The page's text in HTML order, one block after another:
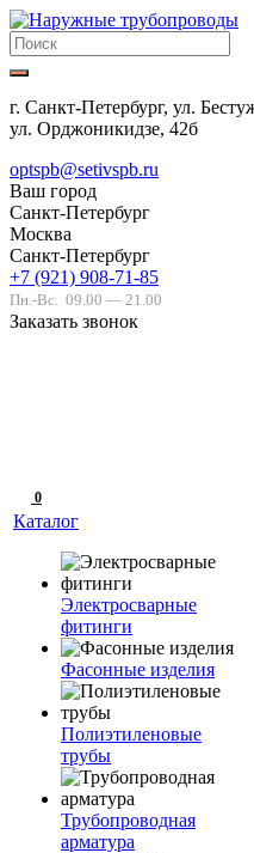
г. Санкт-Петербург, ул.
ул. Орджоникидзе, 42б
optspb@setivspb.ru
Ваш город
Санкт-Петербург
Москва
Санкт-Петербург
+7 (921) 908-71-85
Пн.-Вс. 09.00 — 21.00
Заказать звонок
0
Каталог
Электросварные
фитинги
Фасонные изделия
Полиэтиленовые
трубы
Трубопроводная
арматура